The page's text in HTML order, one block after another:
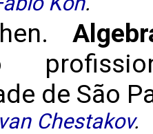
de São
Chestakov.